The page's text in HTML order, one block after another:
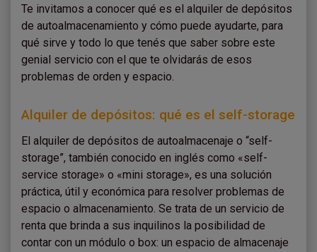
Te invitamos a conocer qué es el alquiler de depósitos
de autoalmacenamiento y cómo puede ayudarte, para
qué sirve y todo lo que tenés que saber sobre este
genial servicio con el que te olvidarás de esos
problemas de orden y espacio.
Alquiler de depósitos: qué es el self-storage
El alquiler de depósitos de autoalmacenaje o “self-
storage”, también conocido en inglés como «self-
service storage» o «mini storage», es una solución
práctica, útil y económica para resolver problemas de
espacio o almacenamiento. Se trata de un servicio de
renta que brinda a sus inquilinos la posibilidad de
contar con un módulo o box: un espacio de almacenaje